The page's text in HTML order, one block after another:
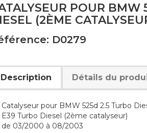
POUR BMW
(2ÈME
D0279
Description Détails du
Catalyseur pour BMW 525d 2.5 Turbo
E39 Turbo Diesel (2ème catalyseur)
de 03/2000 à 08/2003